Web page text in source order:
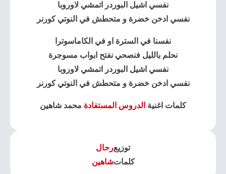
نفسي اشيل البوردر اتمشي لاوروبا
نفسي ادخن خضرة و متحطش في النوتي كورنر
نفسنا في السترة او في الكاماسوترا
نحلم بالليل فنصحي نفتح ابواب مسوجرة
نفسي اشيل البوردر اتمشي لاوروبا
نفسي ادخن خضرة و متحطش في النوتي كورنر
كلمات اغنية الدروس المستفادة محمد شاهين
توزيعرحال
كلماتشاهين